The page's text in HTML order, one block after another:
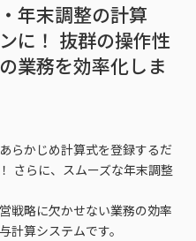
年末調整の計算
に！ 抜群の操作性
業務を効率化しま
らかじめ計算式を登録するだ
さらに、スムーズな年末調整
戦略に欠かせない業務の効率
計算システムです。